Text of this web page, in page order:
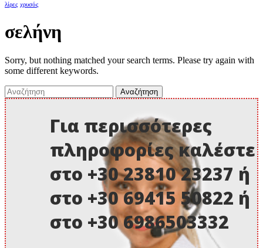
λίρες χρυσός
σελήνη
Sorry, but nothing matched your search terms. Please try again with
some different keywords.
Search
for:
Για περισσότερες
πληροφορίες καλέστε
στο +30 23810 23237 ή
στο +30 69415 50822 ή
στο +30 6986503332